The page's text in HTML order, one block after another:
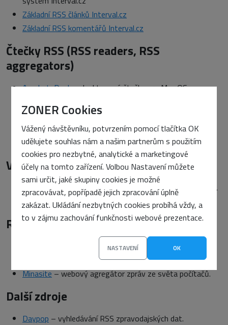
ZONER Cookies
Vážený návštěvníku, potvrzením pomocí tlačítka OK
udělujete souhlas nám a našim partnerům s použitím
cookies pro nezbytné, analytické a marketingové
účely na tomto zařízení. Volbou Nastavení můžete
sami určit, jaké skupiny cookies je možné
zpracovávat, popřípadě jejich zpracování úplně
zakázat. Ukládání nezbytných cookies probíhá vždy, a
to v zájmu zachování funkčnosti webové prezentace.
NASTAVENÍ OK
Základní RSS článků Interval.cz
Základní RSS komentářů Interval.cz
Čtečky RSS (RSS readers, RSS
aggregators)
AmphetaDesk– desktopová čtečka pro Mac OS,
FeedReader– desktopová RSS čtečka z Estonska pro
Windows ve verzi 2.3.
Headline Viewer– desktopová čtečka RSS pro Windows.
Validátory
RSS Validator
– validátor Marka Pilgrima a Sama Rubyho.
Online RSS 0.9x Validator– validátor UserLand.
RSS v České republice
– RSS čtečka Petra „Pixy“ Staníčka.
– RSS katalog, validátor a další služby.
Minasite– webový agregátor zpráv ze světa počítačů.
Další zdroje
Daypop – vyhledávání RSS zpravodajských dat.